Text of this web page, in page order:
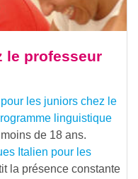
le professeur
les juniors chez le
linguistique
de 18 ans.
Italien pour les
la présence constante